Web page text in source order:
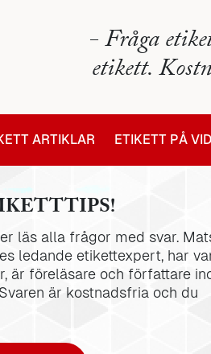
- Fråga
etikett.
ARTIKLAR ETIKETT PÅ
läs alla frågor med svar.
ledande etikettexpert, har
är föreläsare och författare
är kostnadsfria och du